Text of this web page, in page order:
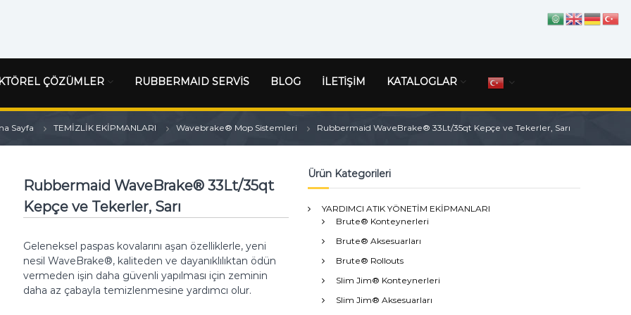
ÇÖZÜMLER RUBBERMAID SERVİS BLOG İLETİŞİM KATALOGLAR
Sayfa TEMİZLİK EKİPMANLARI Wavebrake® Mop Sistemleri Rubbermaid WaveBrake® 33Lt/35qt Kepçe ve Tekerler, Sarı
Rubbermaid WaveBrake® 33Lt/35qt
Kepçe ve Tekerler, Sarı
Geleneksel paspas kovalarını aşan özelliklerle, yeni
nesil WaveBrake®, kaliteden ve dayanıklılıktan ödün
vermeden işin daha güvenli yapılması için zeminin
daha az çabayla temizlenmesine yardımcı olur.
Ürün Kategorileri
YARDIMCI ATIK YÖNETİM EKİPMANLARI
Brute® Konteynerleri
Brute® Aksesuarları
Brute® Rollouts
Slim Jim® Konteynerleri
Slim Jim® Aksesuarları